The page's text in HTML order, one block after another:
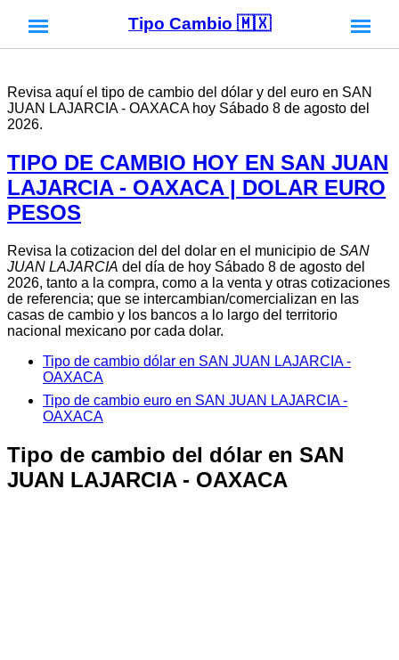
Tipo Cambio 🇲🇽
Revisa aquí el tipo de cambio del dólar y del euro en SAN
JUAN LAJARCIA - OAXACA hoy Sábado 8 de agosto del
2026.
TIPO DE CAMBIO HOY EN SAN JUAN
LAJARCIA - OAXACA | DOLAR EURO
PESOS
Revisa la cotizacion del del dolar en el municipio de SAN
JUAN LAJARCIA del día de hoy Sábado 8 de agosto del
2026, tanto a la compra, como a la venta y otras cotizaciones
de referencia; que se intercambian/comercializan en las
casas de cambio y los bancos a lo largo del territorio
nacional mexicano por cada dolar.
Tipo de cambio dólar en SAN JUAN LAJARCIA -
OAXACA
Tipo de cambio euro en SAN JUAN LAJARCIA -
OAXACA
Tipo de cambio del dólar en SAN
JUAN LAJARCIA - OAXACA